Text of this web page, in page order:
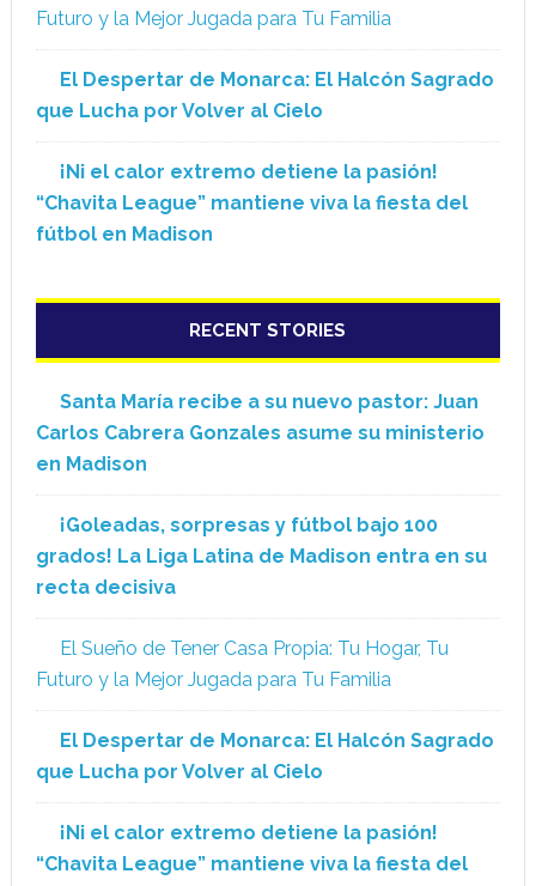
Futuro y la Mejor Jugada para Tu Familia
El Despertar de Monarca: El Halcón Sagrado
que Lucha por Volver al Cielo
¡Ni el calor extremo detiene la pasión!
“Chavita League” mantiene viva la fiesta del
fútbol en Madison
RECENT STORIES
Santa María recibe a su nuevo pastor: Juan
Carlos Cabrera Gonzales asume su ministerio
en Madison
¡Goleadas, sorpresas y fútbol bajo 100
grados! La Liga Latina de Madison entra en su
recta decisiva
El Sueño de Tener Casa Propia: Tu Hogar, Tu
Futuro y la Mejor Jugada para Tu Familia
El Despertar de Monarca: El Halcón Sagrado
que Lucha por Volver al Cielo
¡Ni el calor extremo detiene la pasión!
“Chavita League” mantiene viva la fiesta del